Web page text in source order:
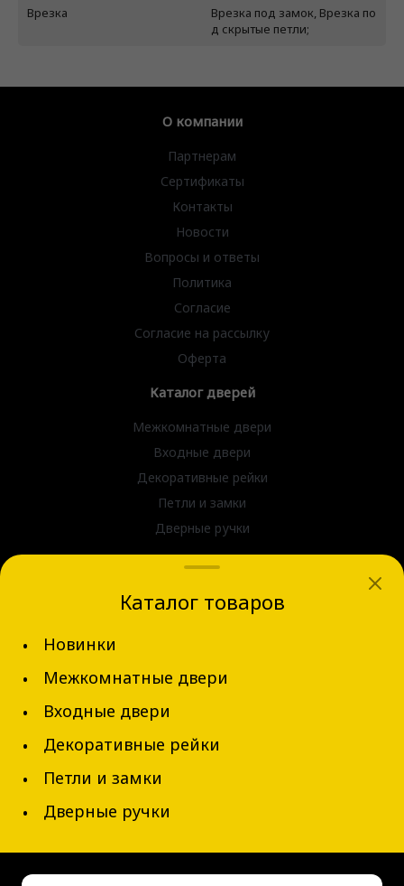
Врезка
Врезка под замок, Врезка по
д скрытые петли;
О компании
Партнерам
Сертификаты
Контакты
Новости
Вопросы и ответы
Политика
Согласие
Согласие на рассылку
Оферта
Каталог дверей
Межкомнатные двери
Входные двери
Декоративные рейки
Петли и замки
Дверные ручки
г. Новосибирск, ул. Блюхера д.31
© 2026 AxelDoors, Все права защищены
Каталог товаров
Новинки
Межкомнатные двери
Входные двери
Декоративные рейки
Петли и замки
Дверные ручки